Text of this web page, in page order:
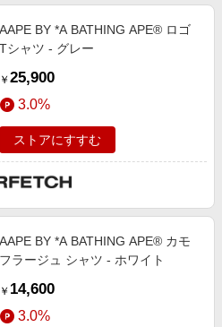
AAPE BY *A BATHING APE® ロゴ
Tシャツ - グレー
￥ 25,900
3.0%
ストアにすすむ
AAPE BY *A BATHING APE® カモ
フラージュ シャツ - ホワイト
￥ 14,600
3.0%